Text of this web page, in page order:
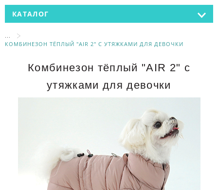
КАТАЛОГ
...
КОМБИНЕЗОН ТЁПЛЫЙ "AIR 2" С УТЯЖКАМИ ДЛЯ ДЕВОЧКИ
Комбинезон тёплый "AIR 2" с
утяжками для девочки